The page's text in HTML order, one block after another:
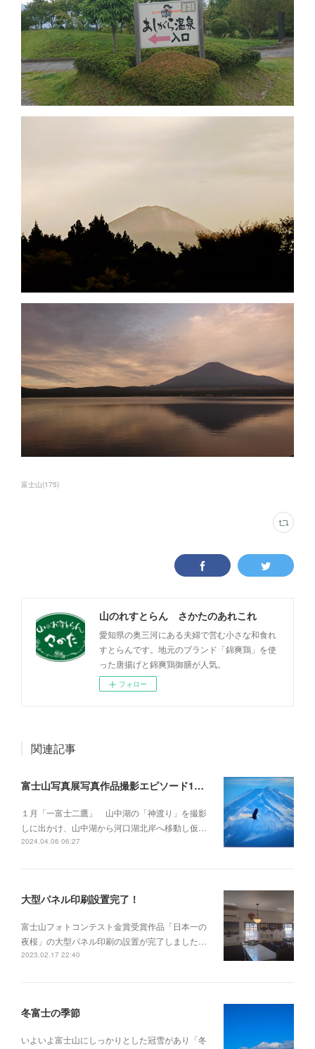
富士山(175)
山のれすとらん さかたのあれこれ
愛知県の奥三河にある夫婦で営む小さな和食れ
すとらんです。地元のブランド「錦爽鶏」を使
った唐揚げと錦爽鶏御膳が人気。
フォロー
関連記事
富士山写真展写真作品撮影エピソード1月～12月
１月「一富士二鷹」 山中湖の「神渡り」を撮影
しに出かけ、山中湖から河口湖北岸へ移動し仮…
2024.04.06 06:27
大型パネル印刷設置完了！
富士山フォトコンテスト金賞受賞作品「日本一の
夜桜」の大型パネル印刷の設置が完了しました…
2023.02.17 22:40
冬富士の季節
いよいよ富士山にしっかりとした冠雪があり「冬